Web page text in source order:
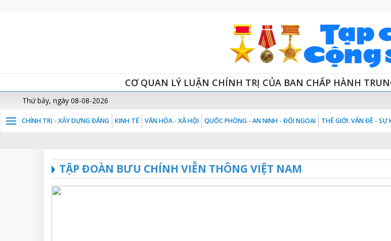
CƠ QUAN LÝ LUẬN CHÍNH TRỊ CỦA BAN CHẤP HÀNH
Thứ bảy, ngày 08-08-2026
CHÍNH TRỊ - XÂY DỰNG ĐẢNG KINH TẾ VĂN HÓA - XÃ HỘI QUỐC PHÒNG - AN NINH - ĐỐI NGOẠI THẾ GIỚI: VẤN ĐỀ - SỰ
TẬP ĐOÀN BƯU CHÍNH VIỄN THÔNG VIỆT NAM